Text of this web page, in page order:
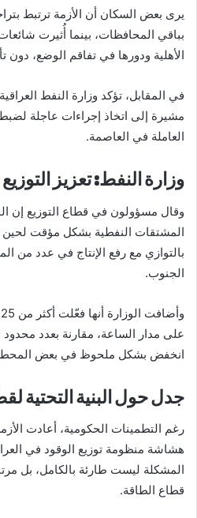
يرى بعض السكان أن الأزمة ترتبط
بباقي المحافظات، بينما أُثيرت
الأهلية ودورها في تفاقم الوضع،
في المقابل، تؤكد وزارة النفط
مشيرة إلى اتخاذ إجراءات عاجلة لضبط
العاملة في العاصمة.
وزارة النفط: تعزيز التوزيع
وقال مسؤولون في قطاع التوزيع إن
المشتقات النفطية بشكل مؤقت لحين
بالتوازي مع رفع الإنتاج في عدد من
الجنوب.
على مدار الساعة، مقارنة بعدد محدود
انخفض بشكل ملحوظ في بعض
جدل حول البنية التحتية
رغم التطمينات الحكومية، أعادت
هشاشة منظومة توزيع الوقود في
المشكلة ليست طارئة بالكامل، بل
قطاع الطاقة.